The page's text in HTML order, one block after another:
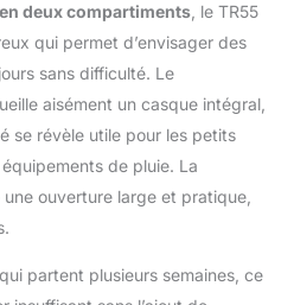
deux compartiments , le TR55
qui permet d’envisager des
sans difficulté. Le
aisément un casque intégral,
se révèle utile pour les petits
de pluie. La
ouverture large et pratique,
partent plusieurs semaines, ce